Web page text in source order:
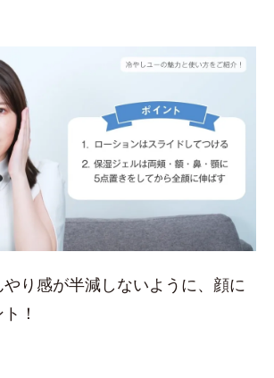
り感が半減しないように、顔に
！